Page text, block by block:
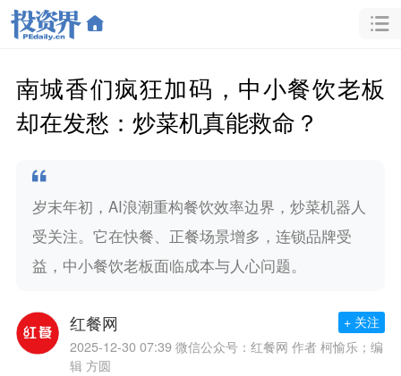
南城香们疯狂加码，中小餐饮老板
却在发愁：炒菜机真能救命？
岁末年初，AI浪潮重构餐饮效率边界，炒菜机器人
受关注。它在快餐、正餐场景增多，连锁品牌受
益，中小餐饮老板面临成本与人心问题。
红餐网
2025-12-30 07:39 微信公众号：红餐网 作者 柯愉乐；编
辑 方圆
+ 关注